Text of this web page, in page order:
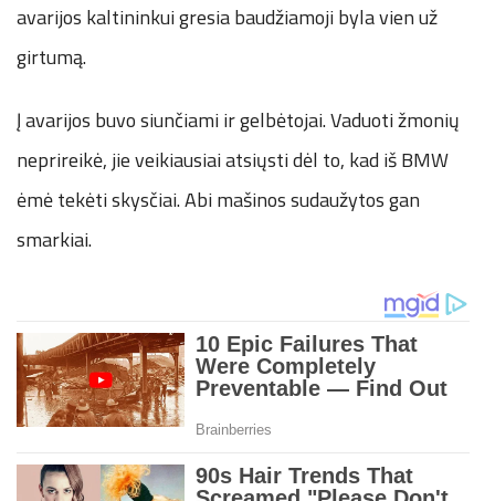
avarijos kaltininkui gresia baudžiamoji byla vien už
girtumą.
Į avarijos buvo siunčiami ir gelbėtojai. Vaduoti žmonių
neprireikė, jie veikiausiai atsiųsti dėl to, kad iš BMW
ėmė tekėti skysčiai. Abi mašinos sudaužytos gan
smarkiai.